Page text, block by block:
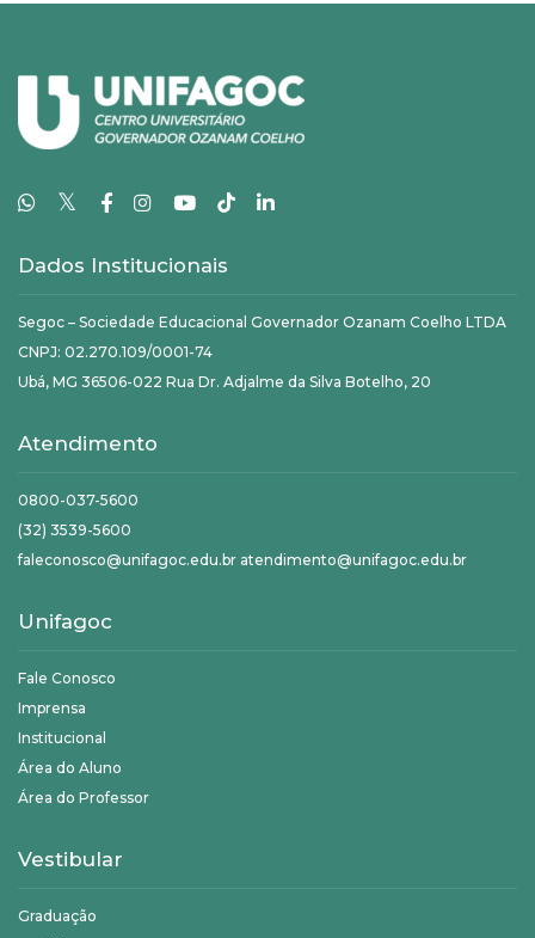
𝕏
Dados Institucionais
Segoc – Sociedade Educacional Governador Ozanam Coelho LTDA
CNPJ: 02.270.109/0001-74
Ubá, MG 36506-022 Rua Dr. Adjalme da Silva Botelho, 20
Atendimento
0800-037-5600
(32) 3539-5600
faleconosco@unifagoc.edu.br atendimento@unifagoc.edu.br
Unifagoc
Fale Conosco
Imprensa
Institucional
Área do Aluno
Área do Professor
Vestibular
Graduação